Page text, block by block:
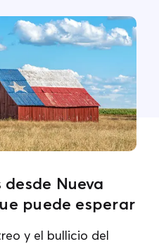
desde Nueva
puede esperar
y el bullicio del